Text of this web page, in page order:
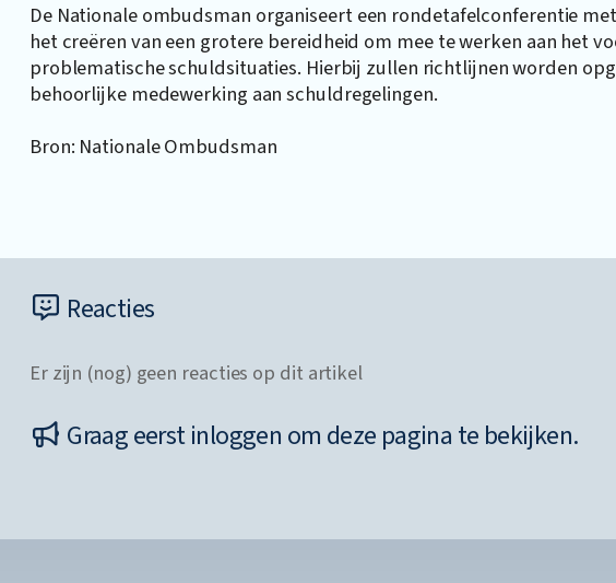
De Nationale ombudsman organiseert een rondetafelconferentie
het creëren van een grotere bereidheid om mee te werken aan het
problematische schuldsituaties. Hierbij zullen richtlijnen worden
behoorlijke medewerking aan schuldregelingen.
Bron: Nationale Ombudsman
Reacties
Er zijn (nog) geen reacties op dit artikel
Graag eerst inloggen om deze pagina te bekijken.